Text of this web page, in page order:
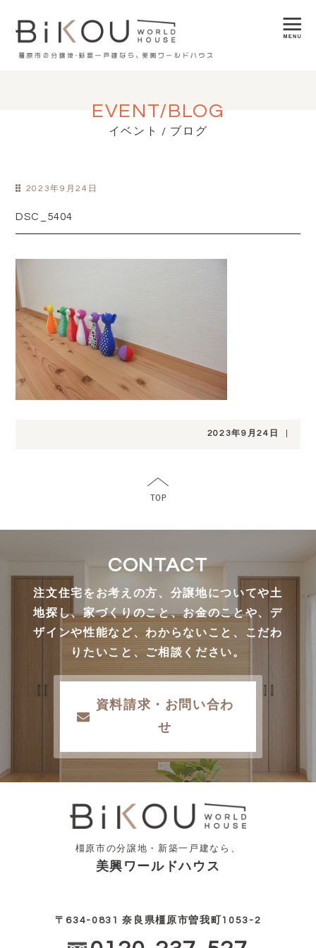
EVENT/BLOG
イベント / ブログ
2023年9月24日
DSC_5404
2023年9月24日
CONTACT
注文住宅をお考えの方、分譲地についてや土
地探し、家づくりのこと、お金のことや、デ
ザインや性能など、わからないこと、こだわ
りたいこと、ご相談ください。
資料請求・お問い合わ
せ
橿原市の分譲地・新築一戸建なら、
美興ワールドハウス
〒634-0831 奈良県橿原市曽我町1053-2